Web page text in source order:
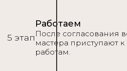
5 этап
Работаем
После согласования
мастера приступают
работам.